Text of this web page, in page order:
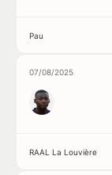
Pau
07/08/2025
RAAL La Louvière